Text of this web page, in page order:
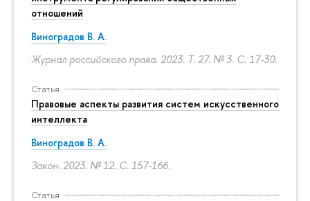
отношений
Виноградов В. А.
Журнал российского права. 2023. Т. 27. № 3. С. 17-30.
Статья
Правовые аспекты развития систем искусственного
интеллекта
Виноградов В. А.
Закон. 2023. № 12. С. 157-166.
Статья